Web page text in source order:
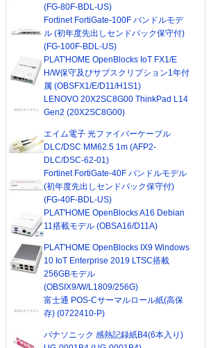
(FG-80F-BDL-US)
Fortinet FortiGate-100F バンドルモデ
ル (初年度先出しセンドバック保守付)
(FG-100F-BDL-US)
PLAT'HOME OpenBlocks IoT FX1/E
H/W保守及びサブスクリプション1年付
属 (OBSFX1/E/D11/H1S1)
LENOVO 20X2SC8G00 ThinkPad L14
Gen2 (20X2SC8G00)
エイム電子 光ファイバーケーブル
DLC/DSC MM62.5 1m (AFP2-
DLC/DSC-62-01)
Fortinet FortiGate-40F バンドルモデル
(初年度先出しセンドバック保守付)
(FG-40F-BDL-US)
PLAT'HOME OpenBlocks A16 Debian
11搭載モデル (OBSA16/D11A)
PLAT'HOME OpenBlocks IX9 Windows
10 IoT Enterprise 2019 LTSC搭載
256GBモデル
(OBSIX9/W/L1809/256G)
富士通 POS-Cサーマルロール紙(高保
存) (0722410-P)
パナソニック 感熱記録紙B4(6本入り)